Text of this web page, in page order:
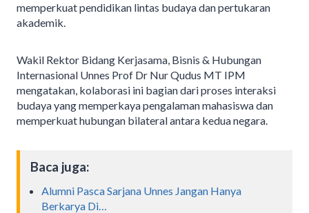
memperkuat pendidikan lintas budaya dan pertukaran
akademik.
Wakil Rektor Bidang Kerjasama, Bisnis & Hubungan
Internasional Unnes Prof Dr Nur Qudus MT IPM
mengatakan, kolaborasi ini bagian dari proses interaksi
budaya yang memperkaya pengalaman mahasiswa dan
memperkuat hubungan bilateral antara kedua negara.
Baca juga:
Alumni Pasca Sarjana Unnes Jangan Hanya
Berkarya Di…